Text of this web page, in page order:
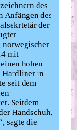
des
Anfängen des
der
norwegischer
mit
hohen
Hardliner in
seit dem
Seitdem
Handschuh,
sagte die